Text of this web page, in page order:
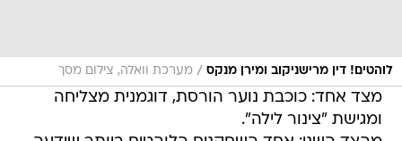
לוהטים! דין מרישניקוב ומירן מנקס / מערכת וואלה, צילום מסך
מצד אחד: כוכבת נוער הורסת, דוגמנית מצליחה
ומגישת "צינור לילה".